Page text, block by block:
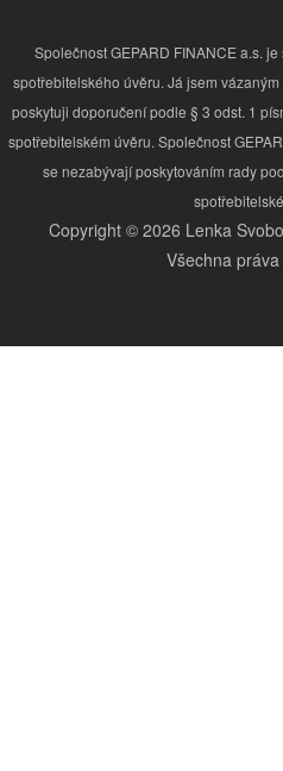
Společnost GEPARD FINANCE a.s.
spotřebitelského úvěru. Já jsem
poskytuji doporučení podle § 3 odst. 1
spotřebitelském úvěru. Společnost
se nezabývají poskytováním rady
Copyright © 2026 Lenka
Všechna